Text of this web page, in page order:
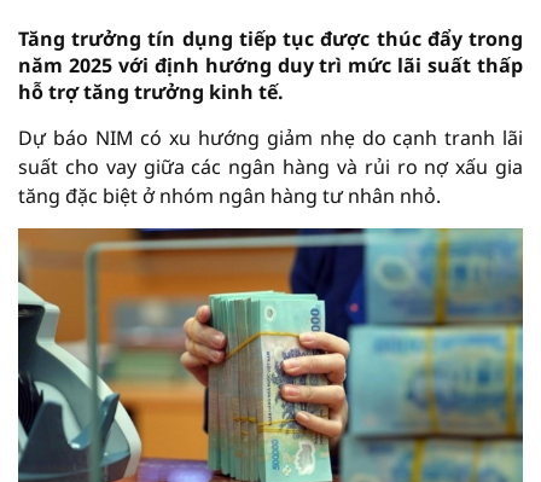
Tăng trưởng tín dụng tiếp tục được thúc đẩy trong
năm 2025 với định hướng duy trì mức lãi suất thấp
hỗ trợ tăng trưởng kinh tế.
Dự báo NIM có xu hướng giảm nhẹ do cạnh tranh lãi
suất cho vay giữa các ngân hàng và rủi ro nợ xấu gia
tăng đặc biệt ở nhóm ngân hàng tư nhân nhỏ.